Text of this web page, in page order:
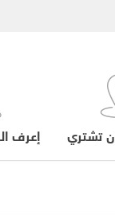
إعرف تشتري